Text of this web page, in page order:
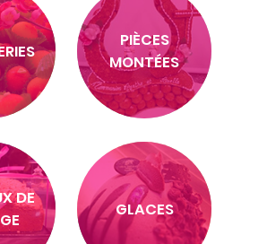
PIÈCES
MONTÉES
DE
GLACES